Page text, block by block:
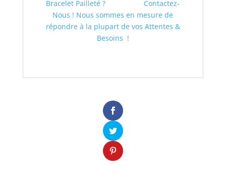
Bracelet Pailleté ? Contactez-
Nous ! Nous sommes en mesure de
répondre à la plupart de vos Attentes &
Besoins !